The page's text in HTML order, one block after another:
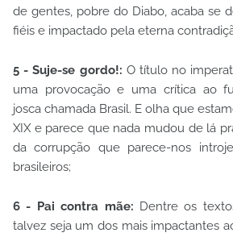
de gentes, pobre do Diabo, acaba se
fiéis e impactado pela eterna
5 - Suje-se gordo!: O título no
uma provocação e uma crítica ao
josca chamada Brasil. E olha que
XIX e parece que nada mudou de lá
da corrupção que parece-nos
brasileiros;
6 - Pai contra mãe: Dentre os
talvez seja um dos mais impactantes